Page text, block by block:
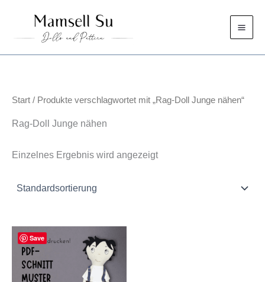
springen
Start / Produkte verschlagwortet mit „Rag-Doll Junge nähen“
Rag-Doll Junge nähen
Einzelnes Ergebnis wird angezeigt
Save